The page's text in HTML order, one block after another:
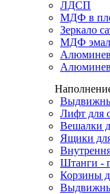
ЛДСП
МДФ в
Зеркало
МДФ
Лифт для
Вешалки
Ящики
Штанги -
Корзины